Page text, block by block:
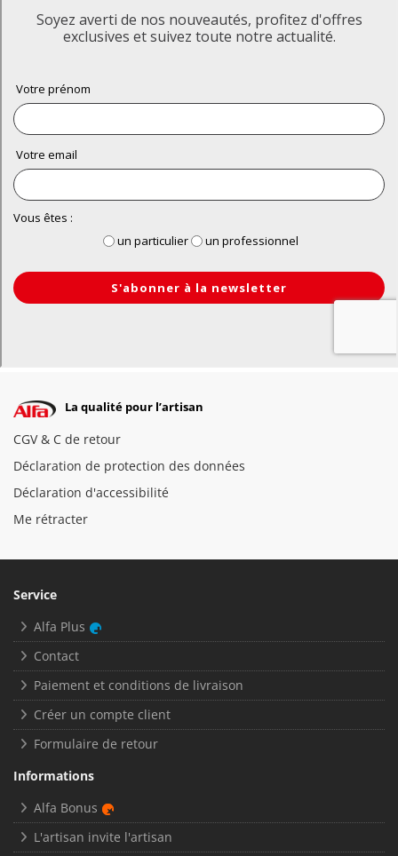
La qualité pour l’artisan
CGV & C de retour
Déclaration de protection des données
Déclaration d'accessibilité
Me rétracter
Service
Alfa Plus
Contact
Paiement et conditions de livraison
Créer un compte client
Formulaire de retour
Informations
Alfa Bonus
L'artisan invite l'artisan